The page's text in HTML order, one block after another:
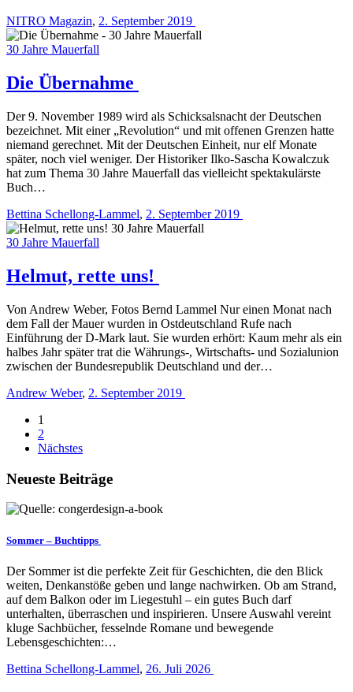
NITRO Magazin, 2. September 2019
30 Jahre Mauerfall
Die Übernahme
Der 9. November 1989 wird als Schicksalsnacht der Deutschen
bezeichnet. Mit einer „Revolution“ und mit offenen Grenzen hatte
niemand gerechnet. Mit der Deutschen Einheit, nur elf Monate
später, noch viel weniger. Der Historiker Ilko-Sascha Kowalczuk
hat zum Thema 30 Jahre Mauerfall das vielleicht spektakulärste
Buch…
Bettina Schellong-Lammel, 2. September 2019
30 Jahre Mauerfall
Helmut, rette uns!
Von Andrew Weber, Fotos Bernd Lammel Nur einen Monat nach
dem Fall der Mauer wurden in Ostdeutschland Rufe nach
Einführung der D-Mark laut. Sie wurden erhört: Kaum mehr als ein
halbes Jahr später trat die Währungs-, Wirtschafts- und Sozialunion
zwischen der Bundesrepublik Deutschland und der…
Andrew Weber, 2. September 2019
1
2
Nächstes
Neueste Beiträge
Sommer – Buchtipps
Der Sommer ist die perfekte Zeit für Geschichten, die den Blick
weiten, Denkanstöße geben und lange nachwirken. Ob am Strand,
auf dem Balkon oder im Liegestuhl – ein gutes Buch darf
unterhalten, überraschen und inspirieren. Unsere Auswahl vereint
kluge Sachbücher, fesselnde Romane und bewegende
Lebensgeschichten:…
Bettina Schellong-Lammel, 26. Juli 2026